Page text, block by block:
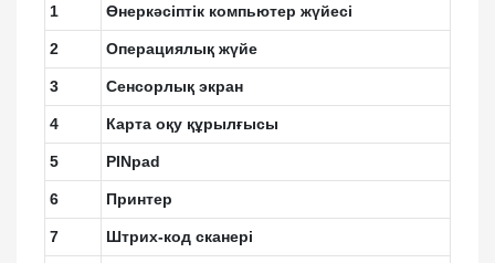
1 Өнеркәсіптік компьютер жүйесі
2 Операциялық жүйе
3 Сенсорлық экран
4 Карта оқу құрылғысы
5 PINpad
6 Принтер
7 Штрих-код сканері